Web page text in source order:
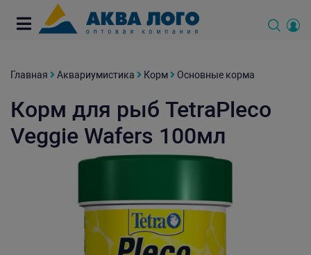
Главная Аквариумистика Корм Основные корма
Корм для рыб TetraPleco
Veggie Wafers 100мл